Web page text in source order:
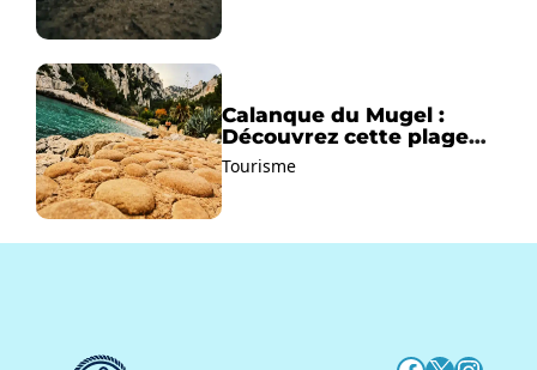
Calanque du Mugel :
Découvrez cette plage
paradisiaque à La Ciotat
!
Tourisme